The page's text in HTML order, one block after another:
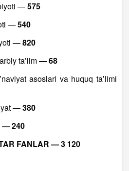
—575
—540
—820
taʼlim —68
asoslari va huquq taʼlimi
—380
—240
FANLAR — 3 120